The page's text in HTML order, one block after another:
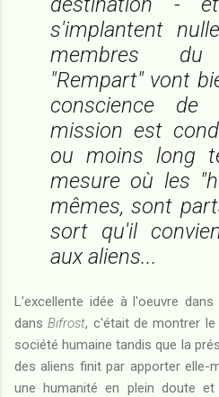
s'implantent
membres du
"Rempart" vont
conscience
mission est
ou moins long
mesure où les
mêmes, sont
sort qu'il
aux aliens...
L'excellente idée à l'oeuvre
dansBifrost, c'était de montrer
société humaine tandis que la
des aliens finit par apporter elle-
une humanité en plein doute